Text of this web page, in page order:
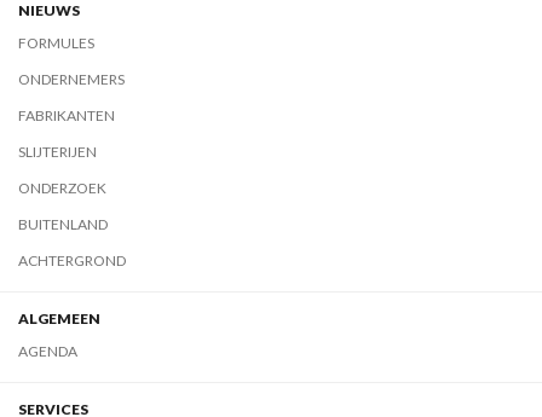
NIEUWS
FORMULES
ONDERNEMERS
FABRIKANTEN
SLIJTERIJEN
ONDERZOEK
BUITENLAND
ACHTERGROND
ALGEMEEN
AGENDA
SERVICES